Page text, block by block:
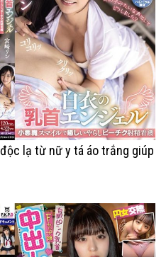
lạ từ nữ y tá áo trắng giúp